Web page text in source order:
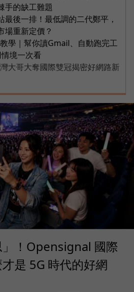
手的缺工難題
最後一排！最低調的二代鄭平，
場重新定價？
學｜幫你讀Gmail、自動跑完工
境一次看
大哥大奪國際雙冠揭密好網路新
！Opensignal 國際
是 5G 時代的好網